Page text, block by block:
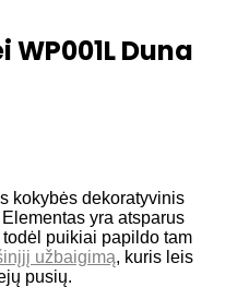
Duna
kokybės dekoratyvinis
yra atsparus
puikiai papildo tam
užbaigimą, kuris leis
pusių.